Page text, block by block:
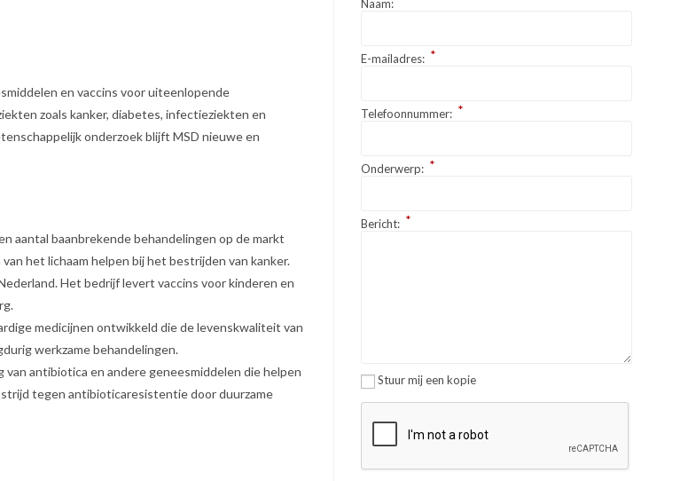
en vaccins voor uiteenlopende
zoals kanker, diabetes, infectieziekten en
onderzoek blijft MSD nieuwe en
aantal baanbrekende behandelingen op de markt
het lichaam helpen bij het bestrijden van kanker.
Het bedrijf levert vaccins voor kinderen en
medicijnen ontwikkeld die de levenskwaliteit van
werkzame behandelingen.
antibiotica en andere geneesmiddelen die helpen
tegen antibioticaresistentie door duurzame
Naam:
E-mailadres: *
Telefoonnummer: *
Onderwerp: *
Bericht: *
Stuur mij een kopie